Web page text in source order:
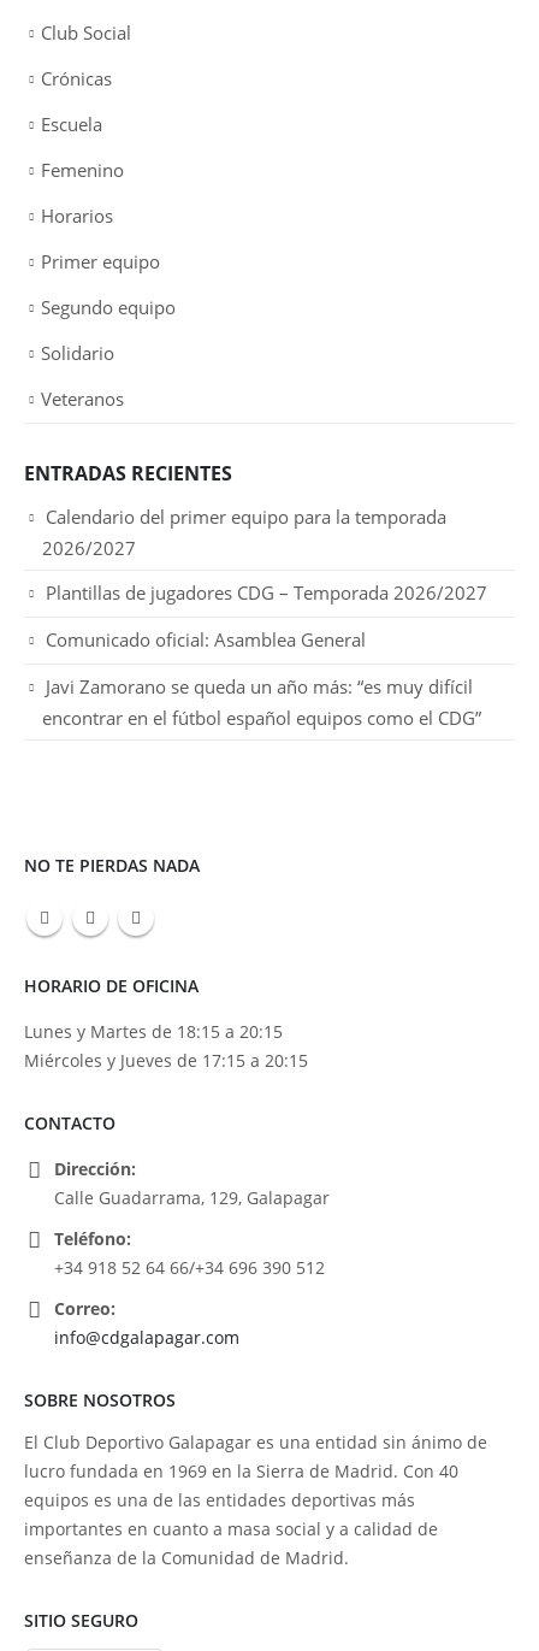
Club Social
Crónicas
Escuela
Femenino
Horarios
Primer equipo
Segundo equipo
Solidario
Veteranos
ENTRADAS RECIENTES
Calendario del primer equipo para la temporada
2026/2027
Plantillas de jugadores CDG – Temporada 2026/2027
Comunicado oficial: Asamblea General
Javi Zamorano se queda un año más: “es muy difícil
encontrar en el fútbol español equipos como el CDG”
NO TE PIERDAS NADA
HORARIO DE OFICINA
Lunes y Martes de 18:15 a 20:15
Miércoles y Jueves de 17:15 a 20:15
CONTACTO
Dirección:
Calle Guadarrama, 129, Galapagar
Teléfono:
+34 918 52 64 66/+34 696 390 512
Correo:
info@cdgalapagar.com
SOBRE NOSOTROS
El Club Deportivo Galapagar es una entidad sin ánimo de
lucro fundada en 1969 en la Sierra de Madrid. Con 40
equipos es una de las entidades deportivas más
importantes en cuanto a masa social y a calidad de
enseñanza de la Comunidad de Madrid.
SITIO SEGURO